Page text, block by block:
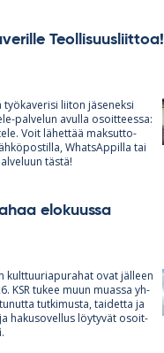
Teol­li­suus­liit­toa!
lii­ton jä­se­neksi
pal­ve­lun avulla osoit­teessa:
Voit lä­het­tää mak­sut­to­
What­sAp­pilla tai
tästä!
elo­kuussa
kult­tuu­ria­pu­ra­hat ovat jäl­leen
KSR tu­kee muun muassa yh­
tut­ki­musta, tai­detta ja
ha­kuso­vel­lus löy­ty­vät osoit­